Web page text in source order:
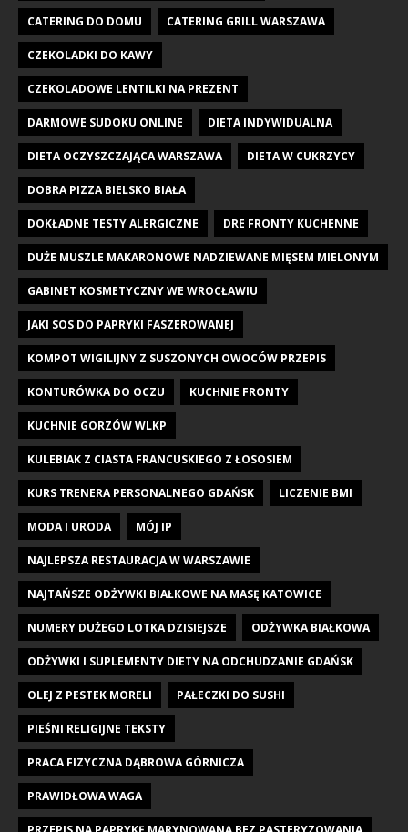
CATERING DO DOMU CATERING GRILL WARSZAWA
CZEKOLADKI DO KAWY
CZEKOLADOWE LENTILKI NA PREZENT
DARMOWE SUDOKU ONLINE DIETA INDYWIDUALNA
DIETA OCZYSZCZAJĄCA WARSZAWA DIETA W CUKRZYCY
DOBRA PIZZA BIELSKO BIAŁA
DOKŁADNE TESTY ALERGICZNE DRE FRONTY KUCHENNE
DUŻE MUSZLE MAKARONOWE NADZIEWANE MIĘSEM MIELONYM
GABINET KOSMETYCZNY WE WROCŁAWIU
JAKI SOS DO PAPRYKI FASZEROWANEJ
KOMPOT WIGILIJNY Z SUSZONYCH OWOCÓW PRZEPIS
KONTURÓWKA DO OCZU KUCHNIE FRONTY
KUCHNIE GORZÓW WLKP
KULEBIAK Z CIASTA FRANCUSKIEGO Z ŁOSOSIEM
KURS TRENERA PERSONALNEGO GDAŃSK LICZENIE BMI
MODA I URODA MÓJ IP
NAJLEPSZA RESTAURACJA W WARSZAWIE
NAJTAŃSZE ODŻYWKI BIAŁKOWE NA MASĘ KATOWICE
NUMERY DUŻEGO LOTKA DZISIEJSZE ODŻYWKA BIAŁKOWA
ODŻYWKI I SUPLEMENTY DIETY NA ODCHUDZANIE GDAŃSK
OLEJ Z PESTEK MORELI PAŁECZKI DO SUSHI
PIEŚNI RELIGIJNE TEKSTY
PRACA FIZYCZNA DĄBROWA GÓRNICZA
PRAWIDŁOWA WAGA